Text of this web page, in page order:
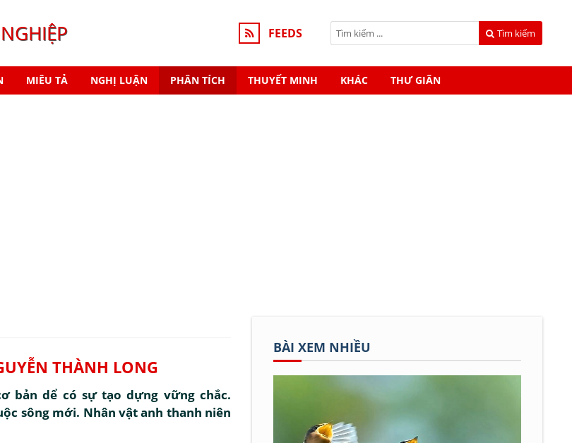
FEEDS Tìm kiếm
MIÊU TẢ NGHỊ LUẬN PHÂN TÍCH THUYẾT MINH KHÁC THƯ GIÃN
THÀNH LONG
bản dể có sự tạo dựng vững chắc.
sông mới. Nhân vật anh thanh niên
BÀI XEM NHIỀU